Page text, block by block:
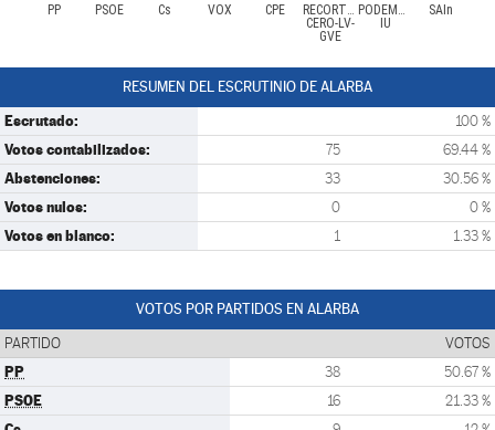
PP PSOE Cs VOX CPE
RECORTES
CERO-LV-
GVE
PODEMOS-
IU
SAIn
RESUMEN DEL ESCRUTINIO DE ALARBA
Escrutado: 100 %
Votos contabilizados: 75 69.44 %
Abstenciones: 33 30.56 %
Votos nulos: 0 0 %
Votos en blanco: 1 1.33 %
VOTOS POR PARTIDOS EN ALARBA
PARTIDO VOTOS
PP 38 50.67 %
PSOE 16 21.33 %